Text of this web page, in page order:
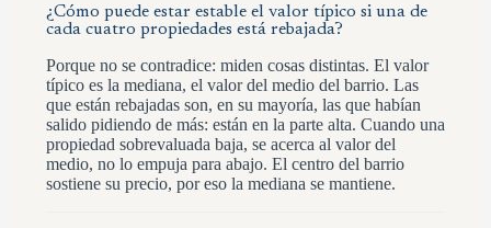
¿Cómo puede estar estable el valor típico si una de
cada cuatro propiedades está rebajada?
Porque no se contradice: miden cosas distintas. El valor
típico es la mediana, el valor del medio del barrio. Las
que están rebajadas son, en su mayoría, las que habían
salido pidiendo de más: están en la parte alta. Cuando una
propiedad sobrevaluada baja, se acerca al valor del
medio, no lo empuja para abajo. El centro del barrio
sostiene su precio, por eso la mediana se mantiene.